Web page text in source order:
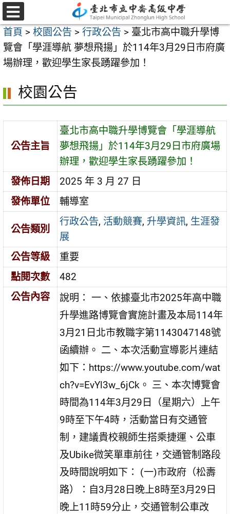
跳
至
主
要
內
區
選
單
首頁 > 校園公告 > 行政公告 > 臺北市高中職升學博
覽會「學涯導航 夢想飛揚」於114年3月29日市府廣
場辦理，歡迎學生家長踴躍參加！
校園公告
公告主旨
臺北市高中職升學博覽會「學涯導航
夢想飛揚」於114年3月29日市府廣場
辦理，歡迎學生家長踴躍參加！
發佈日期
2025 年 3 月 27 日
發佈單位
輔導室
公告類別
行政公告, 活動競賽, 升學資訊, 生涯發
展
公告等級
重要
點閱次數
482
公告內容
說明： 一、依據臺北市2025年高中職
升學進路博覽會實施計畫及本局114年
3月21日北市教職字第1143047148號
函續辦。 二、本次活動宣導影片連結
如下：https://www.youtube.com/wat
ch?v=EvYl3w_6jCk。 三、本次博覽會
時間為114年3月29日（星期六）上午
9時至下午4時，活動當日有交通管
制，建議貴校親師生搭乘捷運、公車
及Ubike微笑單車前往，交通管制路段
及時間說明如下： (一)市政府（松壽
路）：自3月28日晚上8時至3月29日
晚上11時59分止，交通管制公車改